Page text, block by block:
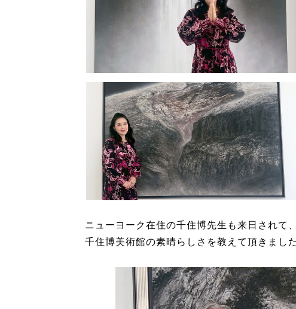
ニューヨーク在住の千住博先生も来日されて
千住博美術館の素晴らしさを教えて頂きました